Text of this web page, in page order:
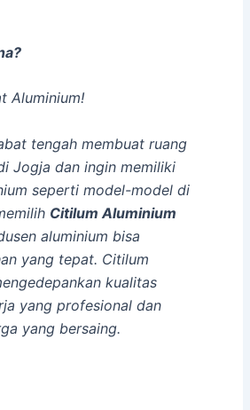
Aluminium!
tengah membuat ruang
Jogja dan ingin memiliki
seperti model-model di
Citilum Aluminium
aluminium bisa
yang tepat. Citilum
kualitas
yang profesional dan
yang bersaing.